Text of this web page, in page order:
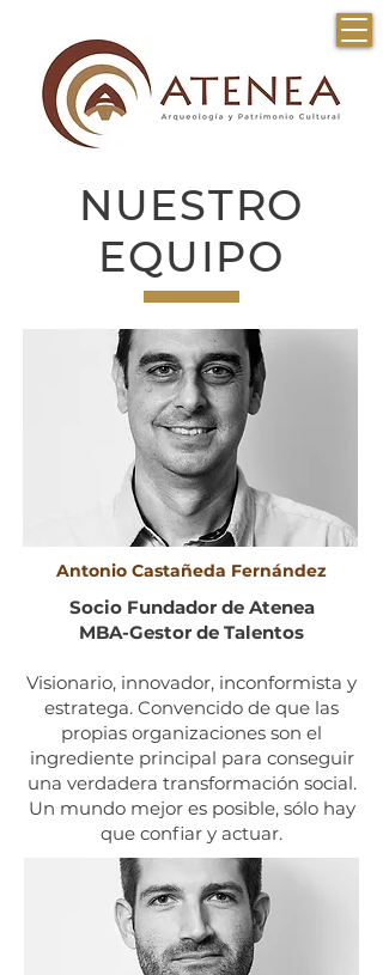
NUESTRO
EQUIPO
Antonio Castañeda Fernández
Socio Fundador de Atenea
MBA-Gestor de Talentos
Visionario, innovador, inconformista y
estratega. Convencido de que las
propias organizaciones son el
ingrediente principal para conseguir
una verdadera transformación social.
Un mundo mejor es posible, sólo hay
que confiar y actuar.